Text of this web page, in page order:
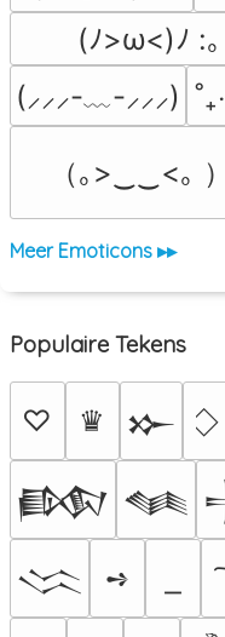
(ﾉ>ω<)ﾉ :
(⸝⸝⸝-﹏-⸝⸝⸝)
（｡>‿‿<｡ ）
Meer Emoticons ▸▸
Populaire Tekens
♡ ♛ 𒁍
𒁃 𒈝
𒈱 ➺